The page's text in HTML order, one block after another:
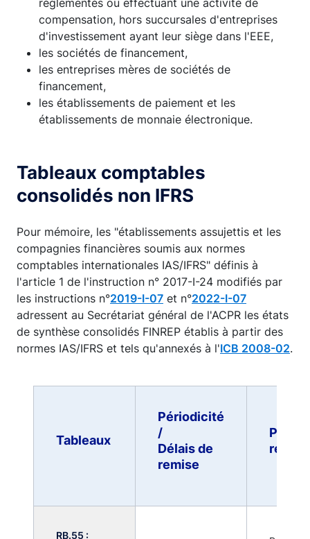
compensation, hors succursales d'entreprises
d'investissement ayant leur siège dans l'EEE,
les sociétés de financement,
les entreprises mères de sociétés de
financement,
les établissements de paiement et les
établissements de monnaie électronique.
Tableaux comptables
consolidés non IFRS
Pour mémoire, les "établissements assujettis et les
compagnies financières soumis aux normes
comptables internationales IAS/IFRS" définis à
l'article 1 de l'instruction n° 2017-I-24 modifiés par
les instructions n°2019-I-07 et n°2022-I-07
adressent au Secrétariat général de l'ACPR les états
de synthèse consolidés FINREP établis à partir des
normes IAS/IFRS et tels qu'annexés à l'ICB 2008-02.
Tableaux
Périodicité
/
Délais de
remise
RB.55 :